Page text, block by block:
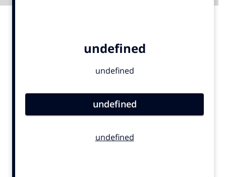
Carriere